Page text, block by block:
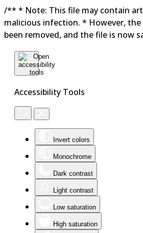
/** * Note: This file may contain
malicious infection. * However, the
been removed, and the file is now
Accessibility Tools
Invert colors
Monochrome
Dark contrast
Light contrast
Low saturation
High saturation